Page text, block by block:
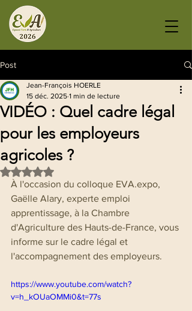
Post
VIDÉO : Quel cadre légal
pour les employeurs
agricoles ?
Jean-François HOERLE
15 déc. 2025 1 min de lecture
Noté NaN étoiles sur 5.
À l'occasion du colloque EVA.expo,
Gaëlle Alary, experte emploi
apprentissage, à la Chambre
d'Agriculture des Hauts-de-France, vous
informe sur le cadre légal et
l'accompagnement des employeurs.
https://www.youtube.com/watch?
v=h_kOUaOMMi0&t=77s